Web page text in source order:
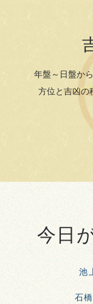
年盤～日盤か
方位と吉凶の
今日
池
石